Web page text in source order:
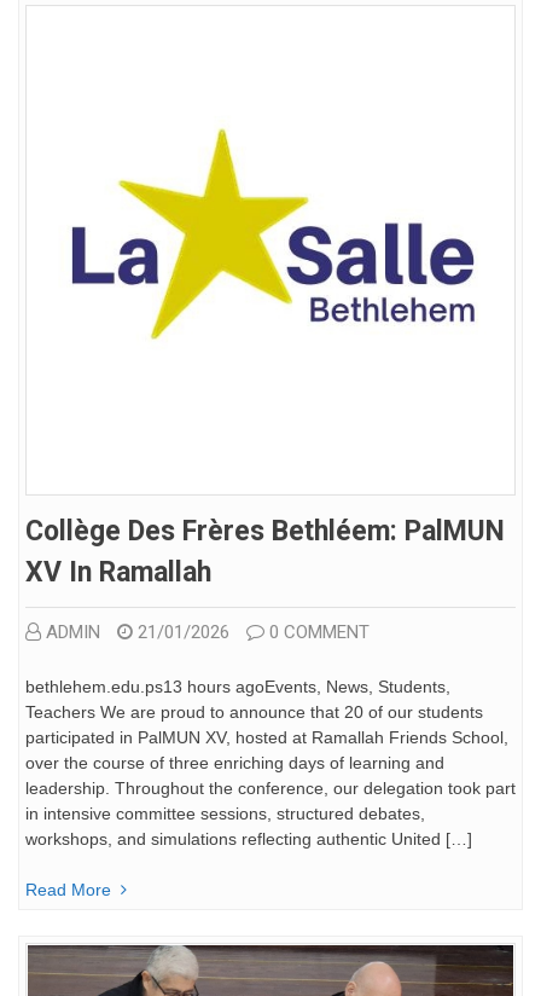
Collège Des Frères Bethléem: PalMUN
XV In Ramallah
ADMIN 21/01/2026 0 COMMENT
bethlehem.edu.ps13 hours agoEvents, News, Students,
Teachers We are proud to announce that 20 of our students
participated in PalMUN XV, hosted at Ramallah Friends School,
over the course of three enriching days of learning and
leadership. Throughout the conference, our delegation took part
in intensive committee sessions, structured debates,
workshops, and simulations reflecting authentic United […]
Read More